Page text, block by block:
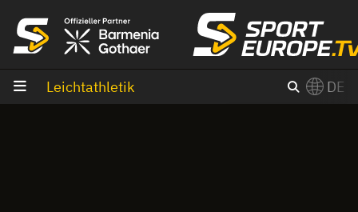
Leichtathletik DE